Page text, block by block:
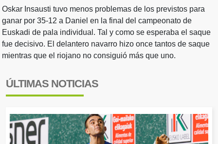
Oskar Insausti tuvo menos problemas de los previstos para
ganar por 35-12 a Daniel en la final del campeonato de
Euskadi de pala individual. Tal y como se esperaba el saque
fue decisivo. El delantero navarro hizo once tantos de saque
mientras que el riojano no consiguió más que uno.
ÚLTIMAS NOTICIAS